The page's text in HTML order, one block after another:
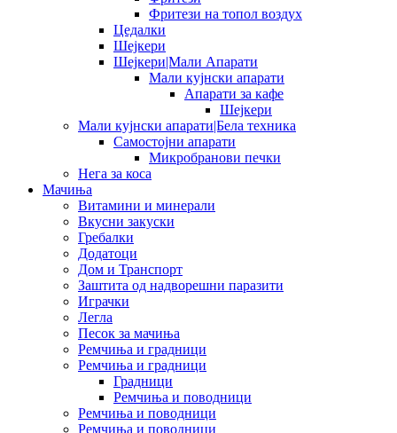
Фритези на топол воздух
Цедалки
Шејкери
Шејкери|Мали Апарати
Мали кујнски апарати
Апарати за кафе
Шејкери
Мали кујнски апарати|Бела техника
Самостојни апарати
Микробранови печки
Нега за коса
Мачиња
Витамини и минерали
Вкусни закуски
Гребалки
Додатоци
Дом и Транспорт
Заштита од надворешни паразити
Играчки
Легла
Песок за мачиња
Ремчиња и градници
Ремчиња и градници
Градници
Ремчиња и поводници
Ремчиња и поводници
Ремчиња и поводници